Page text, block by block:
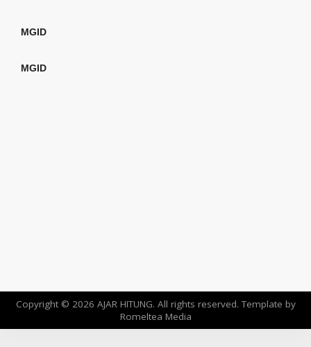
MGID
MGID
Copyright © 2026 AJAR HITUNG. All rights reserved. Template by
Romeltea Media